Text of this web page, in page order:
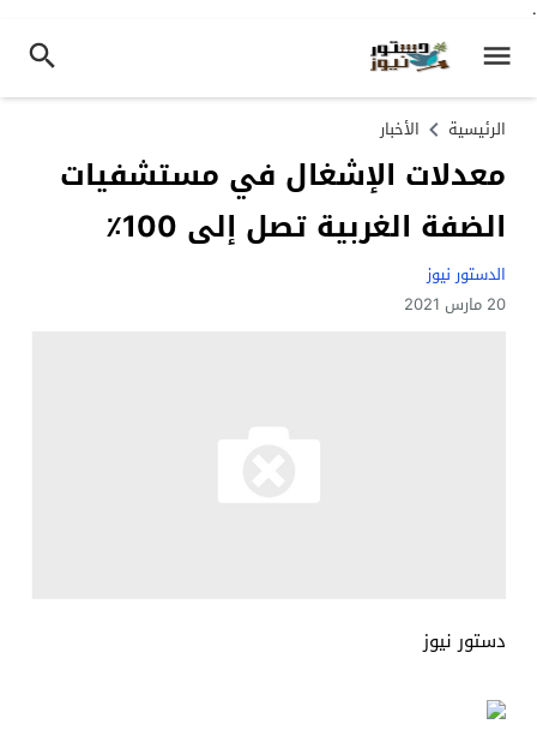
.
الرئيسية الأخبار
معدلات الإشغال في مستشفيات
الضفة الغربية تصل إلى 100٪
الدستور نيوز
20 مارس 2021
دستور نيوز